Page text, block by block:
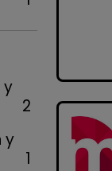
y
2
y
1